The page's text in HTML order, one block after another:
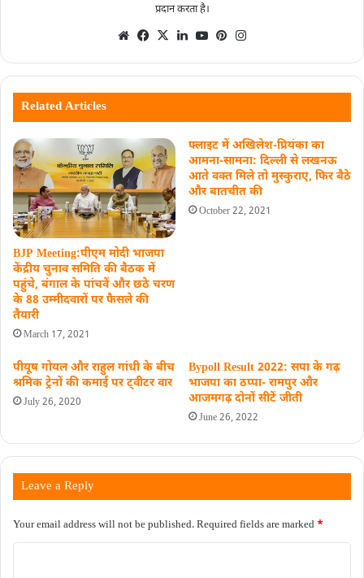
प्रदान करता है।
Related Articles
BJP Meeting:पीएम मोदी भाजपा
केंद्रीय चुनाव समिति की बैठक में
पहुंचे, बंगाल के पांचवें और छठे चरण
के 88 उम्मीदवारों पर फैसले की
तैयारी
March 17, 2021
फ्लाइट में अखिलेश-प्रियंका का
आमना-सामना: दिल्ली से लखनऊ
आते वक्त मिले तो मुस्कुराए, फिर बैठे
और बातचीत की
October 22, 2021
पीयूष गोयल और राहुल गांधी के बीच
श्रमिक ट्रेनों की कमाई पर ट्वीटर वार
July 26, 2020
Bypoll Result 2022: सपा के गढ़
भाजपा का ठप्पा- रामपुर और
आजमगढ़ दोनों सीटें जीती
June 26, 2022
Leave a Reply
Your email address will not be published.Required fields are marked *